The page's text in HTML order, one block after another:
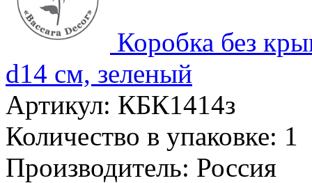
Коробка без
d14 см, зеленый
Артикул: КБК1414з
Количество в упаковке: 1
Производитель: Россия